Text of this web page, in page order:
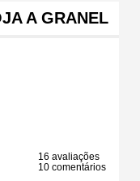
A GRANEL
16 avaliações
10 comentários